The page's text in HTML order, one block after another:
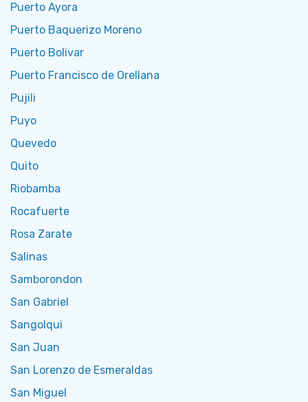
Puerto Ayora
Puerto Baquerizo Moreno
Puerto Bolivar
Puerto Francisco de Orellana
Pujili
Puyo
Quevedo
Quito
Riobamba
Rocafuerte
Rosa Zarate
Salinas
Samborondon
San Gabriel
Sangolqui
San Juan
San Lorenzo de Esmeraldas
San Miguel